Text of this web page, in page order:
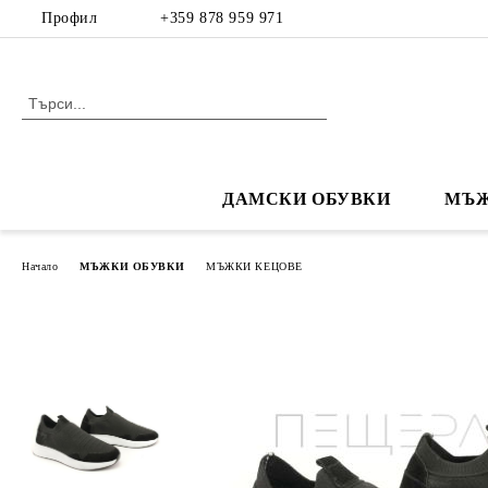
Профил +359 878 959 971
ДАМСКИ ОБУВКИ
Начало МЪЖКИ ОБУВКИ МЪЖКИ КЕЦОВЕ